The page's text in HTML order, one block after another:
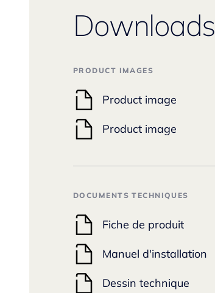
Downloads
PRODUCT IMAGES
Product image
Product image
DOCUMENTS TECHNIQUES
Fiche de produit
Manuel d'installation
Dessin technique